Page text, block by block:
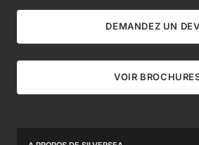
DEMANDEZ UN
VOIR